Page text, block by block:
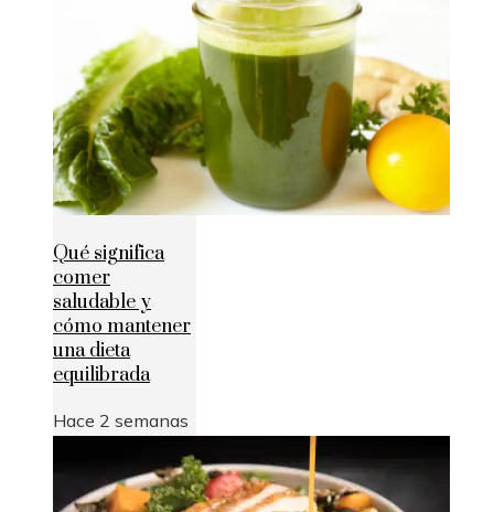
Qué significa
comer
saludable y
cómo mantener
una dieta
equilibrada
Hace 2 semanas